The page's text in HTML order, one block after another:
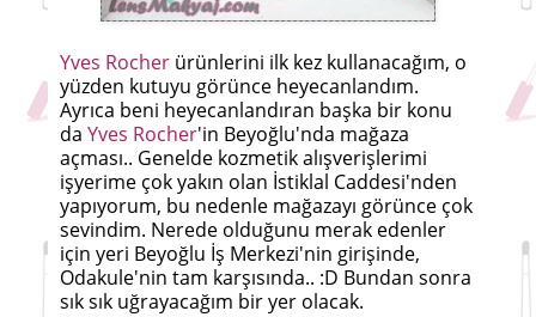
Yves Rocher ürünlerini ilk kez kullanacağım, o
yüzden kutuyu görünce heyecanlandım.
Ayrıca beni heyecanlandıran başka bir konu
da Yves Rocher'in Beyoğlu'nda mağaza
açması.. Genelde kozmetik alışverişlerimi
işyerime çok yakın olan İstiklal Caddesi'nden
yapıyorum, bu nedenle mağazayı görünce çok
sevindim. Nerede olduğunu merak edenler
için yeri Beyoğlu İş Merkezi'nin girişinde,
Odakule'nin tam karşısında.. :D Bundan sonra
sık sık uğrayacağım bir yer olacak.